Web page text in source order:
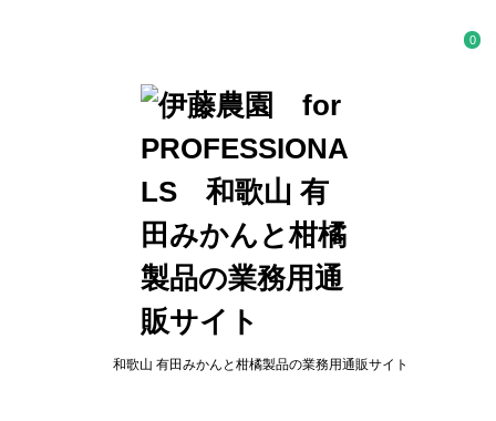
和歌山 有田みかんと柑橘製品の業務用通販サイト
0